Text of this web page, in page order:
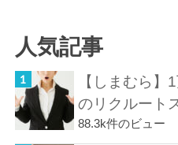
人気記事
【しまむら】
のリクルート
88.3k件のビュー